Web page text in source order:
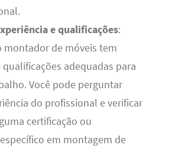
e qualificações:
montador de móveis tem
qualificações adequadas para
Você pode perguntar
do profissional e verificar
certificação ou
em montagem de